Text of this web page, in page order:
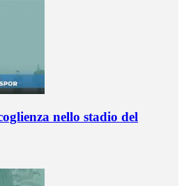
nello stadio del